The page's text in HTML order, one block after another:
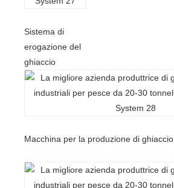
Sistema di
erogazione del
ghiaccio
Macchina per la produzione di ghiaccio